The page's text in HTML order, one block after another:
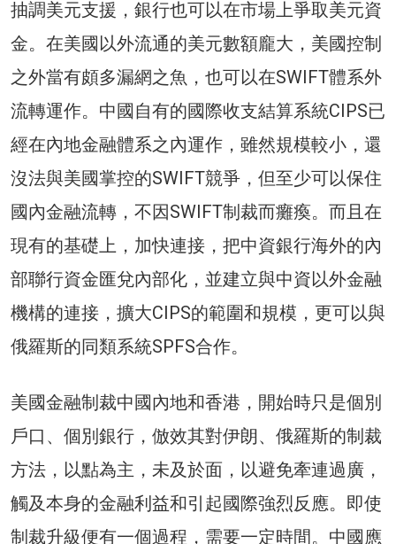
抽調美元支援，銀行也可以在市場上爭取美元資
金。在美國以外流通的美元數額龐大，美國控制
之外當有頗多漏網之魚，也可以在SWIFT體系外
流轉運作。中國自有的國際收支結算系統CIPS已
經在內地金融體系之內運作，雖然規模較小，還
沒法與美國掌控的SWIFT競爭，但至少可以保住
國內金融流轉，不因SWIFT制裁而癱瘓。而且在
現有的基礎上，加快連接，把中資銀行海外的內
部聯行資金匯兌內部化，並建立與中資以外金融
機構的連接，擴大CIPS的範圍和規模，更可以與
俄羅斯的同類系統SPFS合作。
美國金融制裁中國內地和香港，開始時只是個別
戶口、個別銀行，倣效其對伊朗、俄羅斯的制裁
方法，以點為主，未及於面，以避免牽連過廣，
觸及本身的金融利益和引起國際強烈反應。即使
制裁升級便有一個過程，需要一定時間。中國應